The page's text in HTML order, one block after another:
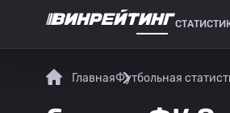
ГлавнаяФутбольная